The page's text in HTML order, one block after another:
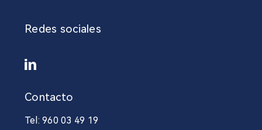
Contacto
Tel: 960 03 49 19
Redes sociales